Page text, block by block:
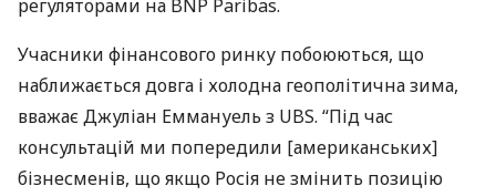
регуляторами на BNP Paribas.
Учасники фінансового ринку побоюються, що
наближається довга і холодна геополітична зима,
вважає Джуліан Еммануель з UBS. “Під час
консультацій ми попередили [американських]
бізнесменів, що якщо Росія не змінить позицію